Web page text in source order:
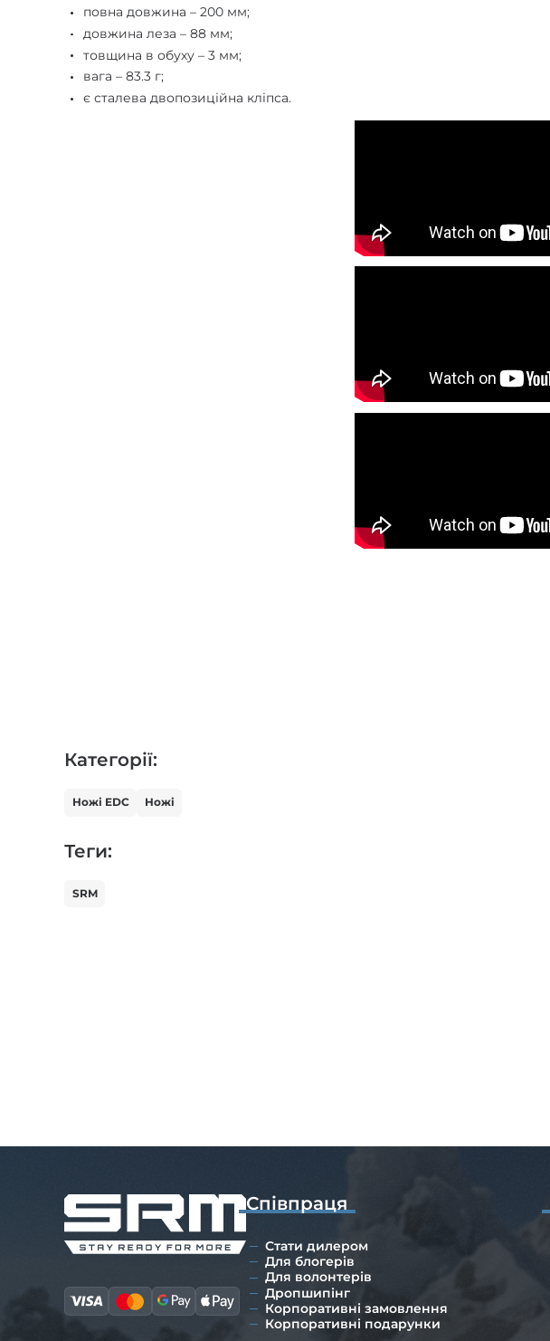
повна довжина – 200 мм;
довжина леза – 88 мм;
товщина в обуху – 3 мм;
вага – 83.3 г;
є сталева двопозиційна кліпса.
Категорії:
Ножі EDC Ножі
Теги:
SRM
Співпраця
Стати дилером
Для блогерів
Для волонтерів
Дропшипінг
Корпоративні замовлення
Корпоративні подарунки